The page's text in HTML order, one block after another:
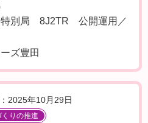
特別局 8J2TR 公開運用／
ズ豊田
2025年10月29日
くりの推進